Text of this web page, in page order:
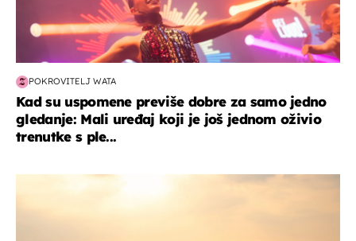
POKROVITELJ WATA
Kad su uspomene previše dobre za samo jedno
gledanje: Mali uređaj koji je još jednom oživio
trenutke s ple...